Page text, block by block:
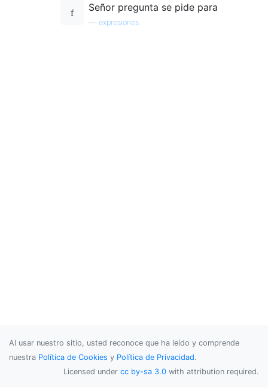
Señor pregunta se pide para
expresiones
Al usar nuestro sitio, usted reconoce que ha leído y comprende
nuestra Política de Cookies y Política de Privacidad.
Licensed under cc by-sa 3.0 with attribution required.